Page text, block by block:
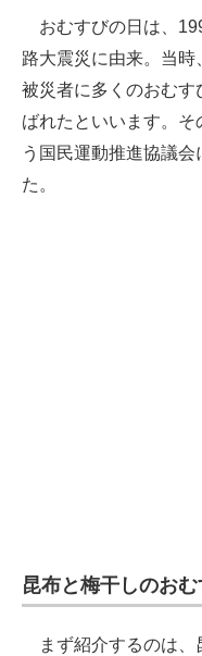
ビジネスと働き方のヒン
企業ITのトレンドを詳説
経営リーダーのコミュニ
エネルギーの専門メディ
建設×テクノロジーの最
おむすびの日は、
路大震災に由来。当時
被災者に多くのおむ
ばれたといいます。そ
う国民運動推進協議
た。
昆布と梅干しのお
まず紹介するのは、